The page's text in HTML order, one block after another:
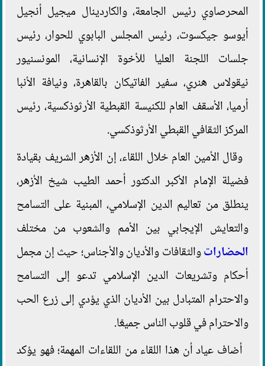
المحرصاوي رئيس الجامعة، والكاردينال ميجيل أنجيل
أيوسو جيكسوت، رئيس المجلس البابوي للحوار، رئيس
جلسات اللجنة العليا للأخوة الإنسانية، المونسنيور
نيقولاس هنري، سفير الفاتيكان بالقاهرة، ونيافة الأنبا
أرميا، الأسقف العام للكنيسة القبطية الأرثوذكسية، رئيس
المركز الثقافي القبطي الأرثوذكسي.
وقال الأمين العام خلال اللقاء، إن الأزهر الشريف بقيادة
فضيلة الإمام الأكبر الدكتور أحمد الطيب شيخ الأزهر،
ينطلق من تعاليم الدين الإسلامي، المبنية على التسامح
والتعايش الإيجابي بين الأمم والشعوب من مختلف
الحضاراتوالثقافات والأديان والأجناس؛ حيث إن مجمل
أحكام وتشريعات الدين الإسلامي تدعو إلى التسامح
والاحترام المتبادل بين الأديان الذي يؤدي إلى زرع الحب
والاحترام في قلوب الناس جميعًا.
أضاف عياد أن هذا اللقاء من اللقاءات المهمة؛ فهو يؤكد